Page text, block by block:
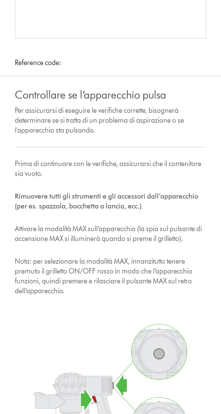
Reference code:
Controllare se l’apparecchio pulsa
Per assicurarsi di eseguire le verifiche corrette, bisognerà
determinare se si tratta di un problema di aspirazione o se
l'apparecchio sta pulsando.
Prima di continuare con le verifiche, assicurarsi che il contenitore
sia vuoto.
Rimuovere tutti gli strumenti e gli accessori dall’apparecchio
(per es. spazzola, bocchetta a lancia, ecc.).
Attivare la modalità MAX sull’apparecchio (la spia sul pulsante di
accensione MAX si illuminerà quando si preme il grilletto).
Nota: per selezionare la modalità MAX, innanzitutto tenere
premuto il grilletto ON/OFF rosso in modo che l’apparecchio
funzioni, quindi premere e rilasciare il pulsante MAX sul retro
dell’apparecchio.